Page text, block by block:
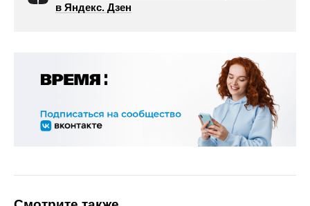
в Яндекс. Дзен